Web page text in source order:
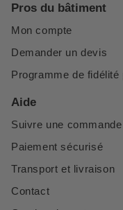
Pros du bâtiment
Mon compte
Demander un devis
Programme de fidélité
Aide
Suivre une commande
Paiement sécurisé
Transport et livraison
Contact